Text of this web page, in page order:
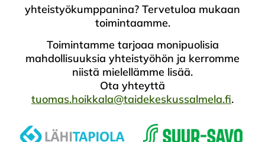
yhteistyökumppanina? Tervetuloa mukaan
toimintaamme.
Toimintamme tarjoaa monipuolisia
mahdollisuuksia yhteistyöhön ja kerromme
niistä mielellämme lisää.
Ota yhteyttä
tuomas.hoikkala@taidekeskussalmela.fi.